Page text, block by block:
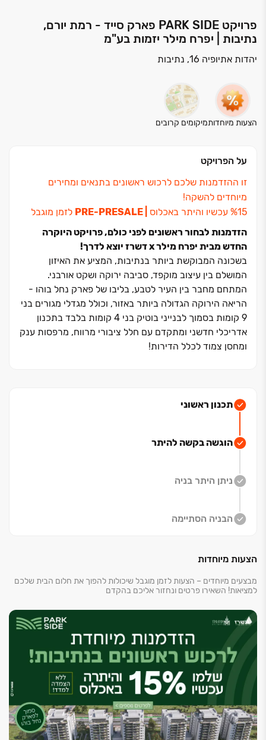
פרויקט PARK SIDE פארק סייד - רמת יורם,
נתיבות | יפרח מילר יזמות בע"מ
יהדות אתיופיה 16, נתיבות
הצעות מיוחדותמיקומים קרובים
על הפרויקט
זו ההזדמנות שלכם לרכוש ראשונים בתנאים ומחירים
מיוחדים להשקה!
לזמן מוגבל
הזדמנות לבחור ראשונים לפני כולם, פרויקט היוקרה
החדש מבית יפרח מילר x דשרז יוצא לדרך!
בשכונה המבוקשת ביותר בנתיבות, המציע את האיזון
המושלם בין עיצוב מוקפד, סביבה ירוקה ושקט אורבני.
המתחם מחבר בין העיר לטבע, בליבו של פארק נחל בוהו ‏-
הריאה הירוקה הגדולה ביותר באזור, וכולל מגדלי מגורים בני
‏9 קומות בסמוך לבנייני בוטיק בני ‏4 קומות בלבד בתכנון
אדריכלי חדשני ומתקדם עם חלל ציבורי מרווח, מרפסות ענק
ומחסן צמוד לכלל הדירות!
תכנון ראשוני
הוגשה בקשה להיתר
ניתן היתר בניה
הבניה הסתיימה
הצעות מיוחדות
מבצעים מיוחדים – הצעות לזמן מוגבל שיכולות להפוך את חלום הבית שלכם
למציאות! השאירו פרטים ונחזור אליכם בהקדם